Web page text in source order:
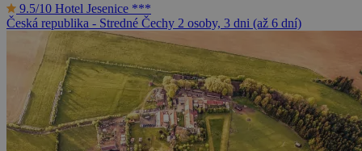
9.5/10 Hotel Jesenice ***
Česká republika - Stredné Čechy 2 osoby, 3 dni (až 6 dní)